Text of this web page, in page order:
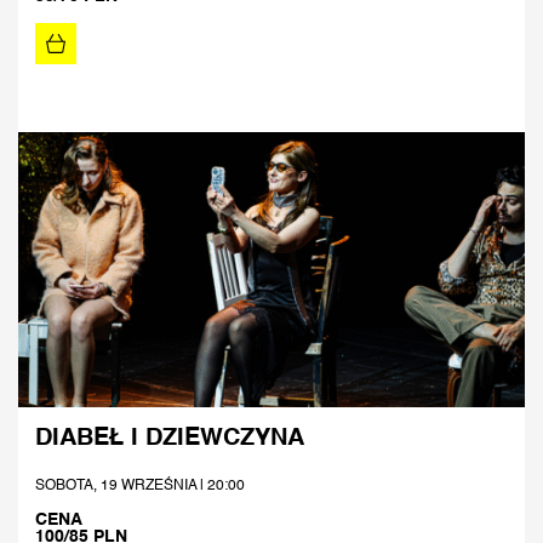
DIABEŁ I DZIEWCZYNA
SOBOTA, 19 WRZEŚNIA | 20:00
CENA
100/85 PLN